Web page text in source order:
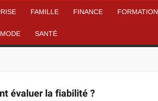
FAMILLE FINANCE FORMATION
MODE SANTÉ
évaluer la fiabilité ?